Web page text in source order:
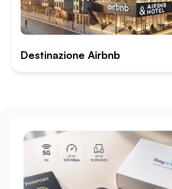
Destinazione Airbnb